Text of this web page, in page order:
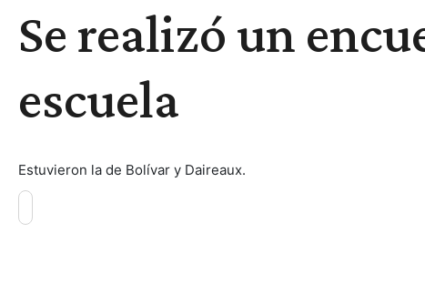
Se realizó un
escuela
Estuvieron la de Bolívar y Daireaux.